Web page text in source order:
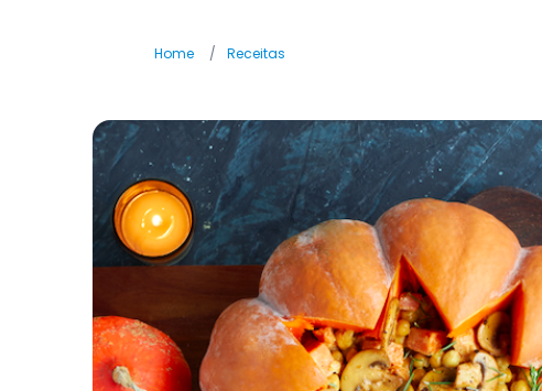
Home / Receitas